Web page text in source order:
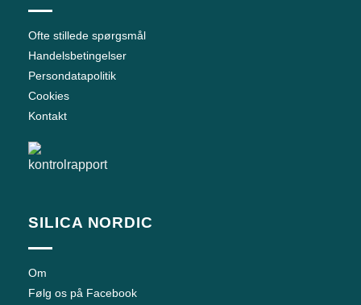
Ofte stillede spørgsmål
Handelsbetingelser
Persondatapolitik
Cookies
Kontakt
SILICA NORDIC
Om
Følg os på Facebook